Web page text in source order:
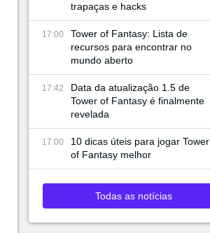
trapaças e hacks
17:00
Tower of Fantasy: Lista de
recursos para encontrar no
mundo aberto
17:42
Data da atualização 1.5 de
Tower of Fantasy é finalmente
revelada
17:00
10 dicas úteis para jogar Tower
of Fantasy melhor
Todas as notícias